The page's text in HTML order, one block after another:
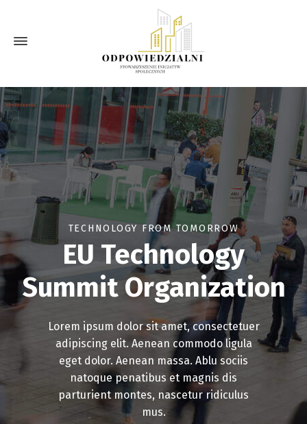
TECHNOLOGY FROM TOMORROW
EU Technology
Summit Organization
Lorem ipsum dolor sit amet, consectetuer
adipiscing elit. Aenean commodo ligula
eget dolor. Aenean massa. Ablu sociis
natoque penatibus et magnis dis
parturient montes, nascetur ridiculus
mus.